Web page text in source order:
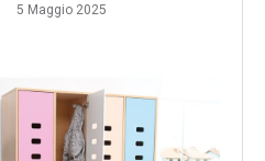
5 Maggio 2025